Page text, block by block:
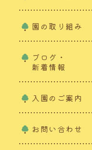
園の取り組み
ブログ・
新着情報
入園のご案内
お問い合わせ